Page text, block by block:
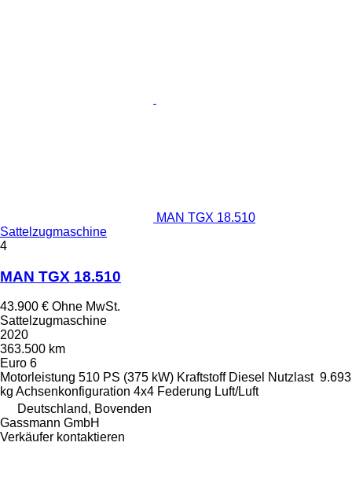
MAN TGX 18.510
Sattelzugmaschine
4
MAN TGX 18.510
43.900 € Ohne MwSt.
Sattelzugmaschine
2020
363.500 km
Euro 6
Motorleistung 510 PS (375 kW) Kraftstoff Diesel Nutzlast 9.693
kg Achsenkonfiguration 4x4 Federung Luft/Luft
Deutschland, Bovenden
Gassmann GmbH
Verkäufer kontaktieren